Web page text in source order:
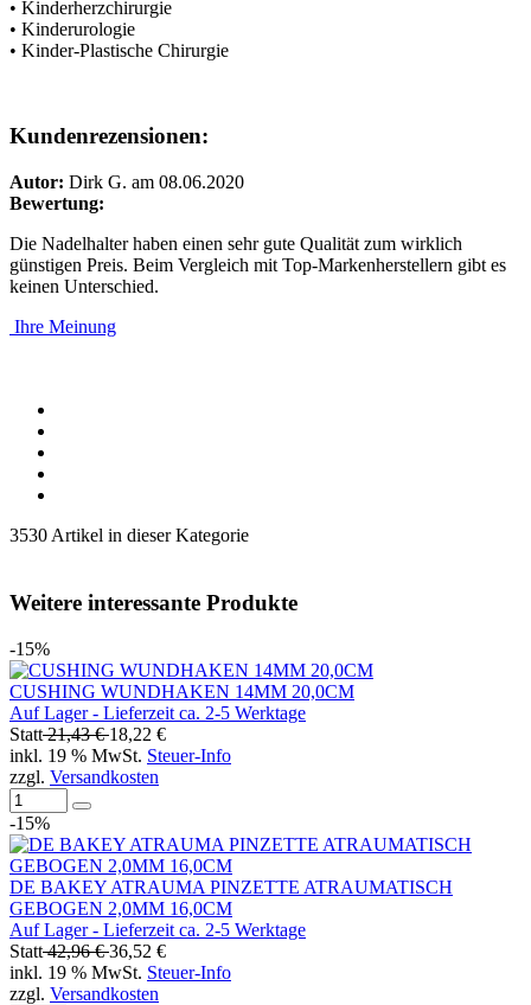
• Kinderherzchirurgie
• Kinderurologie
• Kinder-Plastische Chirurgie
Kundenrezensionen:
Autor: Dirk G. am 08.06.2020
Bewertung:
Die Nadelhalter haben einen sehr gute Qualität zum wirklich
günstigen Preis. Beim Vergleich mit Top-Markenherstellern gibt es
keinen Unterschied.
Ihre Meinung
3530 Artikel in dieser Kategorie
Weitere interessante Produkte
-15%
CUSHING WUNDHAKEN 14MM 20,0CM
Auf Lager - Lieferzeit ca. 2-5 Werktage
Statt21,43 €18,22 €
inkl. 19 % MwSt. Steuer-Info
zzgl. Versandkosten
-15%
DE BAKEY ATRAUMA PINZETTE ATRAUMATISCH
GEBOGEN 2,0MM 16,0CM
Auf Lager - Lieferzeit ca. 2-5 Werktage
Statt42,96 €36,52 €
inkl. 19 % MwSt. Steuer-Info
zzgl. Versandkosten